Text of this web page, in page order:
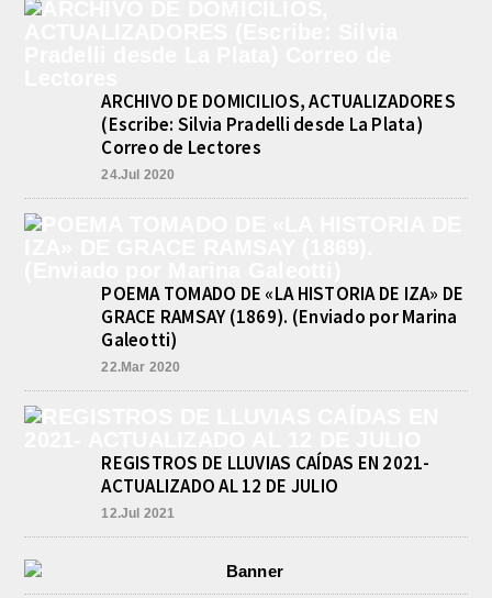
el equipo de Cadetes de Athletic, logró
un resonante triunfo ante Morón, y
se...
INFORME DE DEFENSA CIVIL
BUSQUEDA DE UNA PERSONA EN
Etcheverry recibió, por parte de su
par de...
ARCHIVO DE DOMICILIOS, ACTUALIZADORES
(Escribe: Silvia Pradelli desde La Plata)
Correo de Lectores
24.Jul 2020
POEMA TOMADO DE «LA HISTORIA DE IZA» DE
GRACE RAMSAY (1869). (Enviado por Marina
Galeotti)
22.Mar 2020
REGISTROS DE LLUVIAS CAÍDAS EN 2021-
ACTUALIZADO AL 12 DE JULIO
12.Jul 2021